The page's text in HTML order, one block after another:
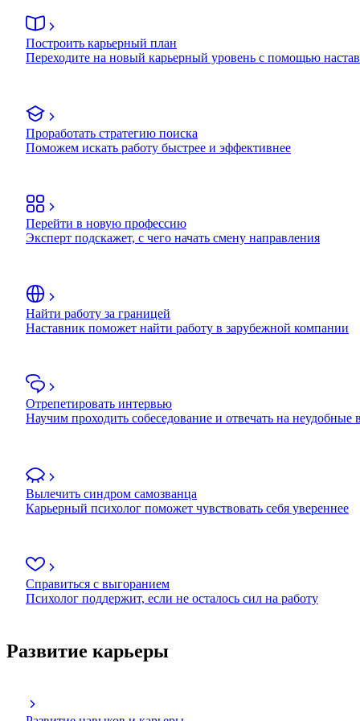
Построить карьерный план
Переходите на новый карьерный уровень с помощью
Проработать стратегию поиска
Поможем искать работу быстрее и эффективнее
Перейти в новую профессию
Эксперт подскажет, с чего начать смену направления
Найти работу за границей
Наставник поможет найти работу в зарубежной компании
Отрепетировать интервью
Научим проходить собеседование и отвечать на неудобные
Вылечить синдром самозванца
Карьерный психолог поможет чувствовать себя увереннее
Справиться с выгоранием
Психолог поддержит, если не осталось сил на работу
Развитие карьеры